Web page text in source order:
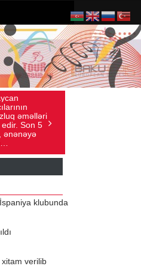
ürəyi hər zaman
doğma yurdu ilə
döyünür
2026
klubunda
verilib